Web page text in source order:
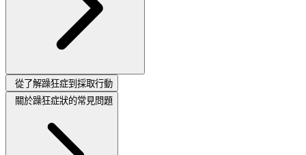
從了解躁狂症到採取行動
關於躁狂症狀的常見問題